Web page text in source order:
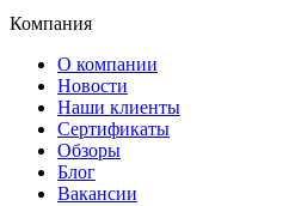
Компания
О компании
Новости
Наши клиенты
Сертификаты
Обзоры
Блог
Вакансии